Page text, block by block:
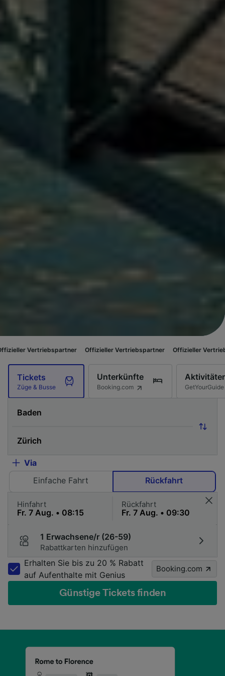
Offizieller Vertriebspartner Offizieller Vertriebspartner
Tickets
Züge & Busse
Unterkünfte
Booking.com GetYourGuide
Via
Einfache Fahrt
Rückfahrt
Hinfahrt Rückfahrt
1 Erwachsene/r (26-59)
Rabattkarten hinzufügen
Erhalten Sie bis zu 20 % Rabatt
auf Aufenthalte mit Genius
Booking.com
Günstige Tickets finden